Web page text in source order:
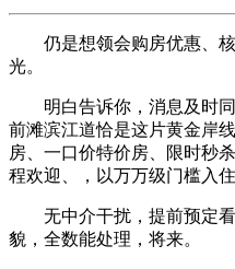
仍是想领会购房优惠、核
光。
明白告诉你，消息及时同
前滩滨江道恰是这片黄金岸
房、一口价特价房、限时秒
程欢迎、，以万万级门槛入
无中介干扰，提前预定看
貌，全数能处理，将来。